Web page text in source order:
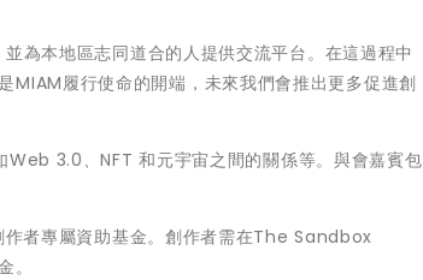
為本地區志同道合的人提供交流平台。在這過程中
MIAM履行使命的開端，未來我們會推出更多促進創
3.0、NFT 和元宇宙之間的關係等。與會嘉賓包
者專屬資助基金。創作者需在The Sandbox
。